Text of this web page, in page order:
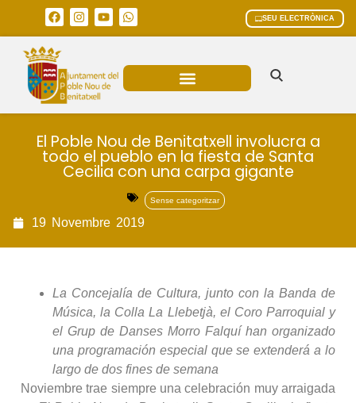
SEU ELECTRÒNICA
El Poble Nou de Benitatxell involucra a
todo el pueblo en la fiesta de Santa
Cecilia con una carpa gigante
Sense categoritzar
19 Novembre 2019
La Concejalía de Cultura, junto con la Banda de
Música, la Colla La Llebetjà, el Coro Parroquial y
el Grup de Danses Morro Falquí han organizado
una programación especial que se extenderá a lo
largo de dos fines de semana
Noviembre trae siempre una celebración muy arraigada